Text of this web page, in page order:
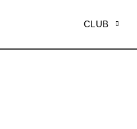
CLUB